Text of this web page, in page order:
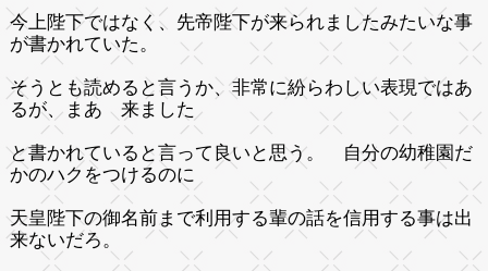
今上陛下ではなく、先帝陛下が来られましたみたいな事
が書かれていた。
そうとも読めると言うか、非常に紛らわしい表現ではあ
るが、まあ 来ました
と書かれていると言って良いと思う。 自分の幼稚園だ
かのハクをつけるのに
天皇陛下の御名前まで利用する輩の話を信用する事は出
来ないだろ。